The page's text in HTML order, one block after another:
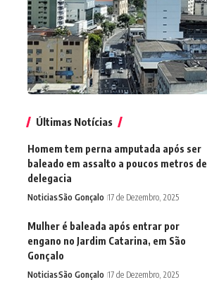
Últimas Notícias
Homem tem perna amputada após ser
baleado em assalto a poucos metros de
delegacia
NoticiasSão Gonçalo 17 de Dezembro, 2025
Mulher é baleada após entrar por
engano no Jardim Catarina, em São
Gonçalo
NoticiasSão Gonçalo 17 de Dezembro, 2025